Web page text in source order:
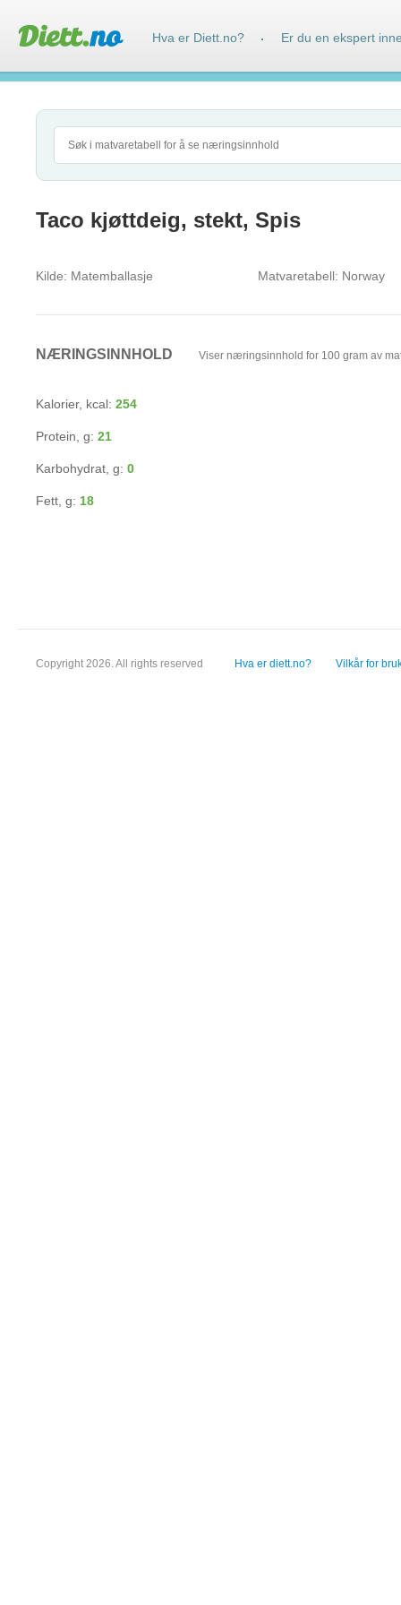
Taco kjøttdeig, stekt, Spis
Kilde: Matemballasje Matvaretabell: Norway
NÆRINGSINNHOLD Viser næringsinnhold for 100 gram av
Kalorier, kcal: 254
Protein, g: 21
Karbohydrat, g: 0
Fett, g: 18
Copyright 2026. All rights reserved Hva er diett.no? Vilkår for
Hva er Diett.no? · Er du en ekspert